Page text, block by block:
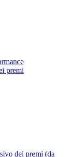
premi
dei premi (da